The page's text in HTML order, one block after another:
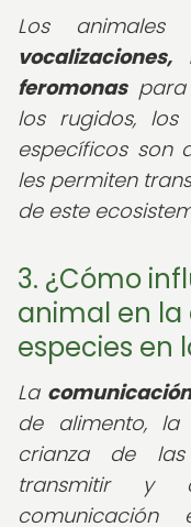
Los
feromonaspara
los rugidos,
específicos son
les permiten
de este
3. ¿Cómo
animal en
especies en
La
de alimento,
crianza de
transmitir y